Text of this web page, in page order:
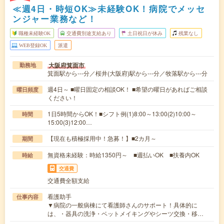
≪週4日・時短OK≫未経験OK！病院でメッセ
ンジャー業務など！
職種未経験OK 交通費別途支給あり 土日祝日が休み 残業なし
WEB登録OK 派遣
勤務地 大阪府箕面市
箕面駅から---分／桜井(大阪府)駅から---分／牧落駅から---分
曜日頻度
週4日～ ■曜日固定の相談OK！ ■希望の曜日があればご相談
ください！
時間
1日5時間からOK！■シフト例(1)8:00～13:00(2)10:00～
15:00(3)12:00…
期間 【現在も積極採用中！急募！】■2カ月～
時給 無資格未経験：時給1350円～ ■週払いOK ■扶養内OK
交通費
交通費全額支給
仕事内容
看護助手
▼病院の一般病棟にて看護師さんのサポート！具体的に
は、・器具の洗浄・ベットメイキングやシーツ交換・移…